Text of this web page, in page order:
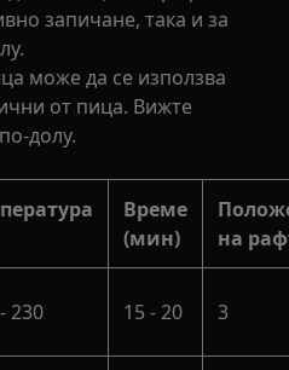
запичане, така и за
може да се използва
от пица. Вижте
долу.
Време
(мин)
на
230 15 - 20 3